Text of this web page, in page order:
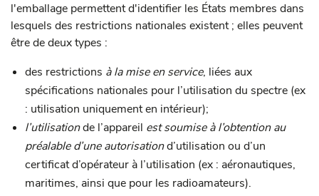
l'emballage permettent d'identifier les États membres dans
lesquels des restrictions nationales existent ; elles peuvent
être de deux types :
des restrictions à la mise en service, liées aux
spécifications nationales pour l’utilisation du spectre (ex
: utilisation uniquement en intérieur);
l’utilisationde l’appareil est soumise à l’obtention au
préalable d’une autorisationd’utilisation ou d’un
certificat d’opérateur à l’utilisation (ex : aéronautiques,
maritimes, ainsi que pour les radioamateurs).